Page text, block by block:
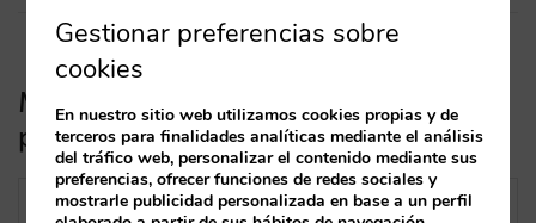
Mirai se integra con Sipay como
plataforma de pago para hoteles
Gestionar preferencias sobre
cookies
En nuestro sitio web utilizamos cookies propias y de
terceros para finalidades analíticas mediante el análisis
del tráfico web, personalizar el contenido mediante sus
preferencias, ofrecer funciones de redes sociales y
mostrarle publicidad personalizada en base a un perfil